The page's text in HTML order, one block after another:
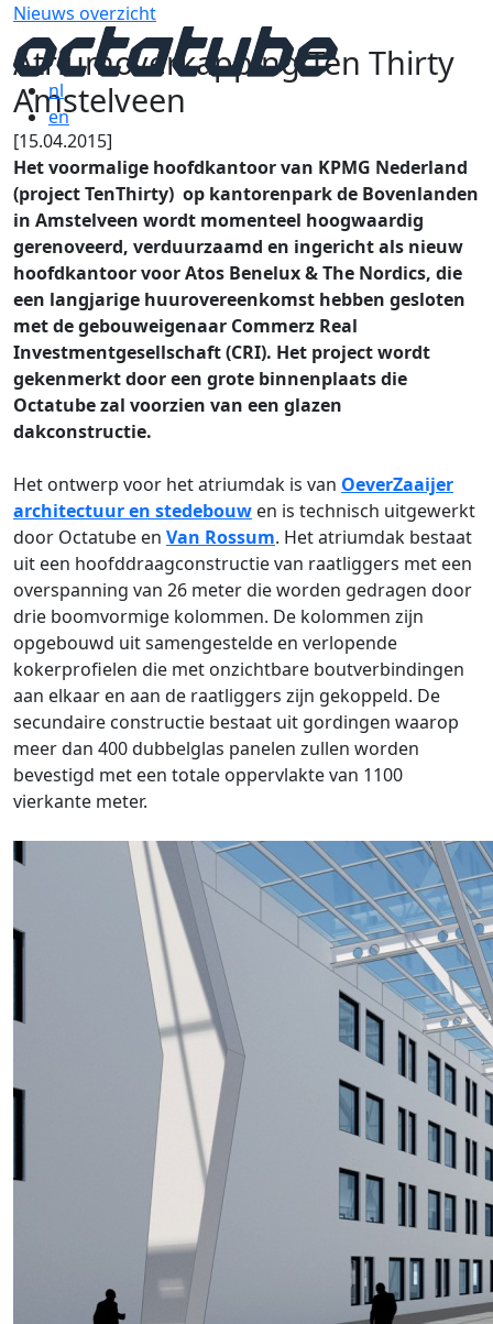
nl
en
Nieuws overzicht
Atriumoverkapping Ten Thirty
Amstelveen
[15.04.2015]
Het voormalige hoofdkantoor van KPMG Nederland
(project TenThirty) op kantorenpark de Bovenlanden
in Amstelveen wordt momenteel hoogwaardig
gerenoveerd, verduurzaamd en ingericht als nieuw
hoofdkantoor voor Atos Benelux & The Nordics, die
een langjarige huurovereenkomst hebben gesloten
met de gebouweigenaar Commerz Real
Investmentgesellschaft (CRI). Het project wordt
gekenmerkt door een grote binnenplaats die
Octatube zal voorzien van een glazen
dakconstructie.
Het ontwerp voor het atriumdak is van OeverZaaijer
architectuur en stedebouw en is technisch uitgewerkt
door Octatube en Van Rossum. Het atriumdak bestaat
uit een hoofddraagconstructie van raatliggers met een
overspanning van 26 meter die worden gedragen door
drie boomvormige kolommen. De kolommen zijn
opgebouwd uit samengestelde en verlopende
kokerprofielen die met onzichtbare boutverbindingen
aan elkaar en aan de raatliggers zijn gekoppeld. De
secundaire constructie bestaat uit gordingen waarop
meer dan 400 dubbelglas panelen zullen worden
bevestigd met een totale oppervlakte van 1100
vierkante meter.